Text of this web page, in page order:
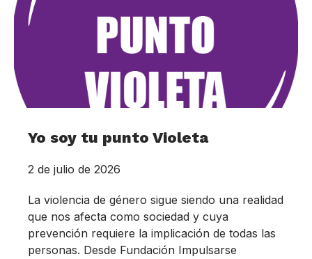
Yo soy tu punto Violeta
2 de julio de 2026
La violencia de género sigue siendo una realidad
que nos afecta como sociedad y cuya
prevención requiere la implicación de todas las
personas. Desde Fundación Impulsarse